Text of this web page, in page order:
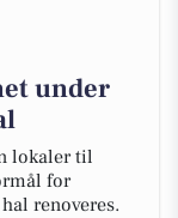
under
lokaler til
for
renoveres.